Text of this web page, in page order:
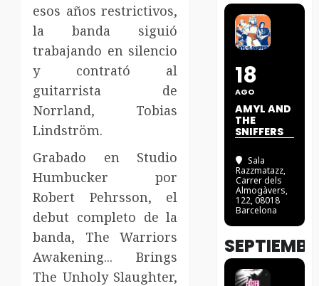
esos años restrictivos,
la banda siguió
trabajando en silencio
y contrató al
guitarrista de
Norrland, Tobias
Lindström.
Grabado en Studio
Humbucker por
Robert Pehrsson, el
debut completo de la
banda, The Warriors
Awakening... Brings
The Unholy Slaughter,
18
AGO
AMYL AND
THE
SNIFFERS
Sala
Razzmatazz,
Carrer dels
Almogàvers,
122, 08018
Barcelona